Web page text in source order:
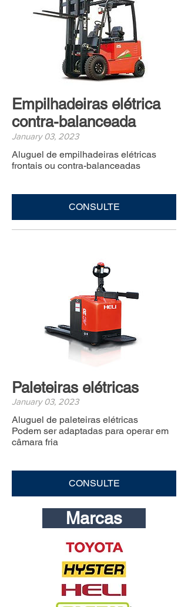
Empilhadeiras elétrica
contra-balanceada
January 03, 2023
Aluguel de empilhadeiras elétricas
frontais ou contra-balanceadas
CONSULTE
Paleteiras elétricas
January 03, 2023
Aluguel de paleteiras elétricas
Podem ser adaptadas para operar em
câmara fria
CONSULTE
Marcas